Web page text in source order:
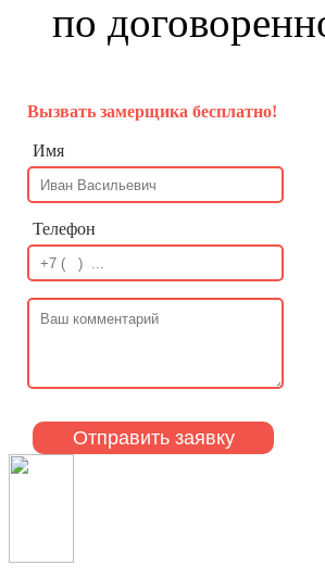
по
Вызвать замерщика бесплатно!
Имя
Телефон